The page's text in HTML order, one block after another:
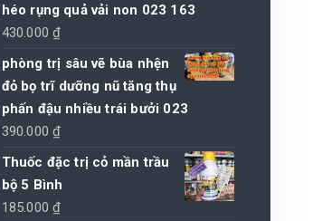
héo rụng quả vải non 023 163
430.000₫
phòng trị sâu vẽ bùa nhện
đỏ bọ trĩ dưỡng nũ tăng thụ
phấn đậu nhiều trái bưởi 023
390.000₫
Thuốc đặc trị cỏ mần trầu
bộ 5 Bình
185.000₫